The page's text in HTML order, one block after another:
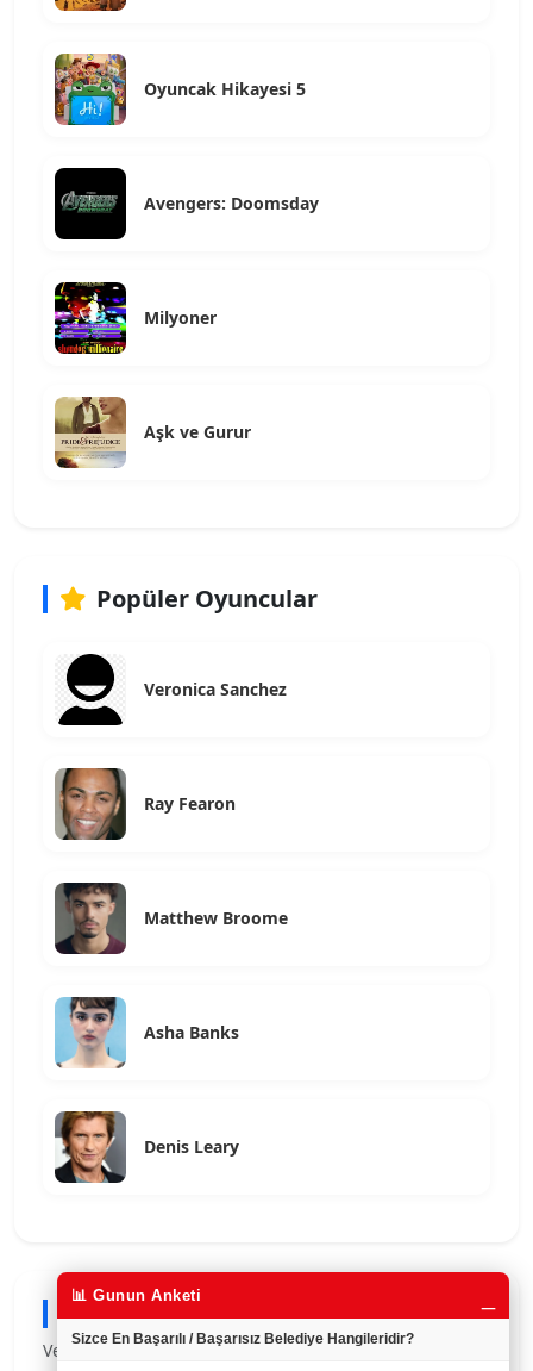
Oyuncak Hikayesi 5
Avengers: Doomsday
Milyoner
Aşk ve Gurur
Popüler Oyuncular
Veronica Sanchez
Ray Fearon
Matthew Broome
Asha Banks
Denis Leary
Son Eklenen Oyuncular
Veritabanımıza en son eklenen oyuncu profilleri.
📊 Gunun Anketi
Sizce En Başarılı / Başarısız Belediye Hangileridir?